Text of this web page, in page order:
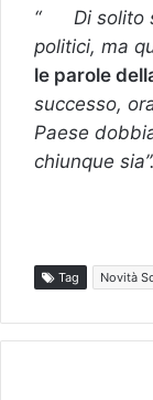
“
Di solito
politici, ma
le parole
successo,
Paese
chiunque sia”.
Tag Novità